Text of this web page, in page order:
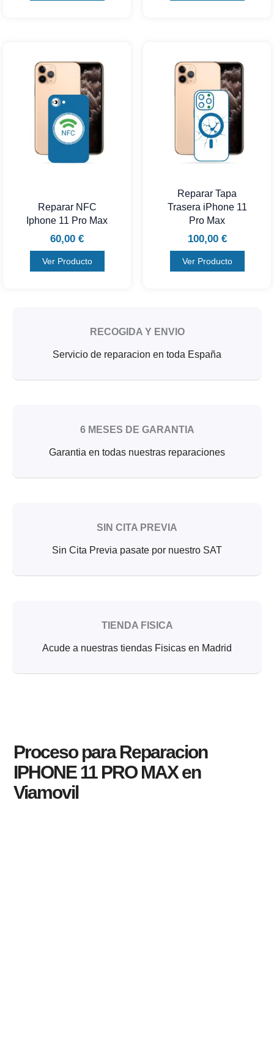
Reparar NFC
Iphone 11 Pro Max
60,00 €
Ver Producto
Reparar Tapa
Trasera iPhone 11
Pro Max
100,00 €
Ver Producto
RECOGIDA Y ENVIO
Servicio de reparacion en toda España
6 MESES DE GARANTIA
Garantia en todas nuestras reparaciones
SIN CITA PREVIA
Sin Cita Previa pasate por nuestro SAT
TIENDA FISICA
Acude a nuestras tiendas Fisicas en Madrid
Proceso para Reparacion
IPHONE 11 PRO MAX en
Viamovil